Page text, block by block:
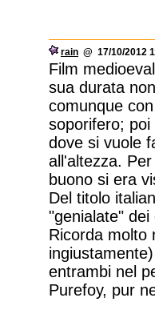
rain @ 17/10/2012
Film
sua durata
comunque
soporifero;
dove si vuole
all'altezza.
buono si era
Del titolo
"genialate"
Ricorda molto
entrambi nel
Purefoy, pur